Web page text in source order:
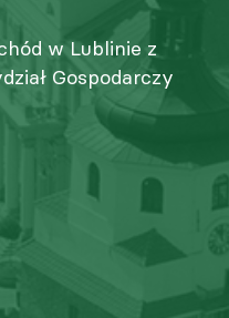
w Lublinie z
Gospodarczy